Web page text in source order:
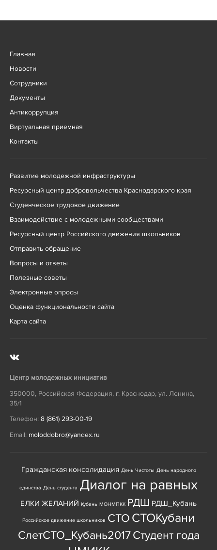
Главная
Новости
Сотрудники
Документы
Антикоррупция
Виртуальная приемная
Контакты
Развитие молодежной инфраструктуры
Ресурсный центр добровольчества Краснодарского края
Студенческое трудовое движение
Взаимодействие с молодежными сообществами
Ресурсный центр Российского движения школьников
Отправить обращение
Вопросы и ответы
Полезные советы
Электронные опросы
Оценка функциональности сайта
Карта сайта
Центр молодежных инициатив
350000, Российская Федерация, г. Краснодар, ул. Ленина,
35/1
Телефон: 8 (861) 293-00-19
Email: moloddobro@yandex.ru
Гражданская консолидация День Чистоты День народного
единства День студента Диалог на равных
ЕЛКИ ЖЕЛАНИЙ Кубань МОНМПКК РДШ РДШ_Кубань
Российское движение школьников СТО СТОКубани
СлетСТО_Кубань2017Студент года